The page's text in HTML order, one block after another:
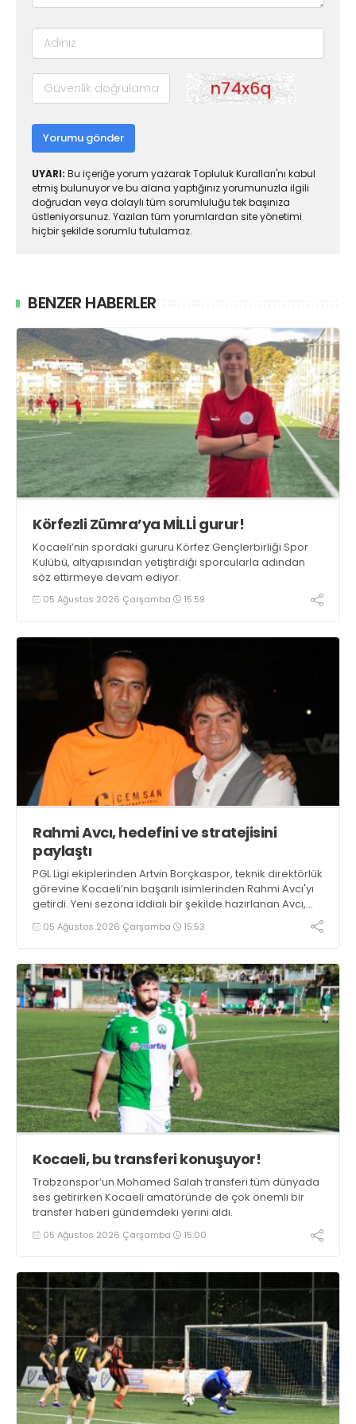
Yorumu gönder
UYARI: Bu içeriğe yorum yazarak Topluluk Kuralları'nı kabul
etmiş bulunuyor ve bu alana yaptığınız yorumunuzla ilgili
doğrudan veya dolaylı tüm sorumluluğu tek başınıza
üstleniyorsunuz. Yazılan tüm yorumlardan site yönetimi
hiçbir şekilde sorumlu tutulamaz.
BENZER HABERLER
Körfezli Zümra’ya MİLLİ gurur!
Kocaeli’nin spordaki gururu Körfez Gençlerbirliği Spor
Kulübü, altyapısından yetiştirdiği sporcularla adından
söz ettirmeye devam ediyor.
05 Ağustos 2026 Çarşamba 15:59
Rahmi Avcı, hedefini ve stratejisini
paylaştı
PGL Ligi ekiplerinden Artvin Borçkaspor, teknik direktörlük
görevine Kocaeli’nin başarılı isimlerinden Rahmi Avcı'yı
getirdi. Yeni sezona iddialı bir şekilde hazırlanan Avcı,
duygularını aktardı.
05 Ağustos 2026 Çarşamba 15:53
Kocaeli, bu transferi konuşuyor!
Trabzonspor’un Mohamed Salah transferi tüm dünyada
ses getirirken Kocaeli amatöründe de çok önemli bir
transfer haberi gündemdeki yerini aldı.
05 Ağustos 2026 Çarşamba 15:00